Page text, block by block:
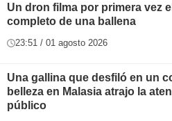
Un dron filma por primera vez
completo de una ballena
23:51 / 01 agosto 2026
Una gallina que desfiló en un
belleza en Malasia atrajo la
público